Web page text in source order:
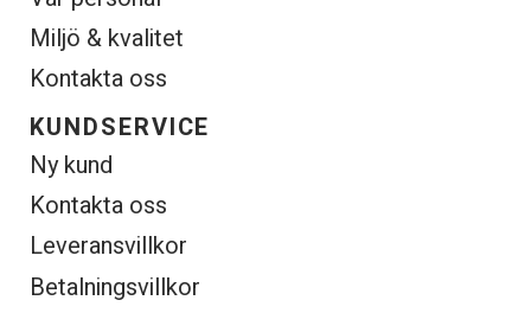
Miljö & kvalitet
Kontakta oss
KUNDSERVICE
Ny kund
Kontakta oss
Leveransvillkor
Betalningsvillkor